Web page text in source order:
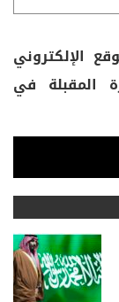
الإلكتروني
المقبلة في